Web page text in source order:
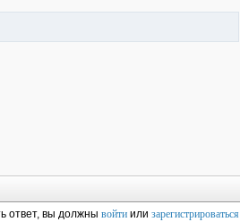
ответ, вы должны войтиили зарегистрироваться